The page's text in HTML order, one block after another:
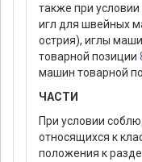
также при
игл для швейных
острия), иглы
товарной позиции
машин товарной
ЧАСТИ
При условии
относящихся к
положения к